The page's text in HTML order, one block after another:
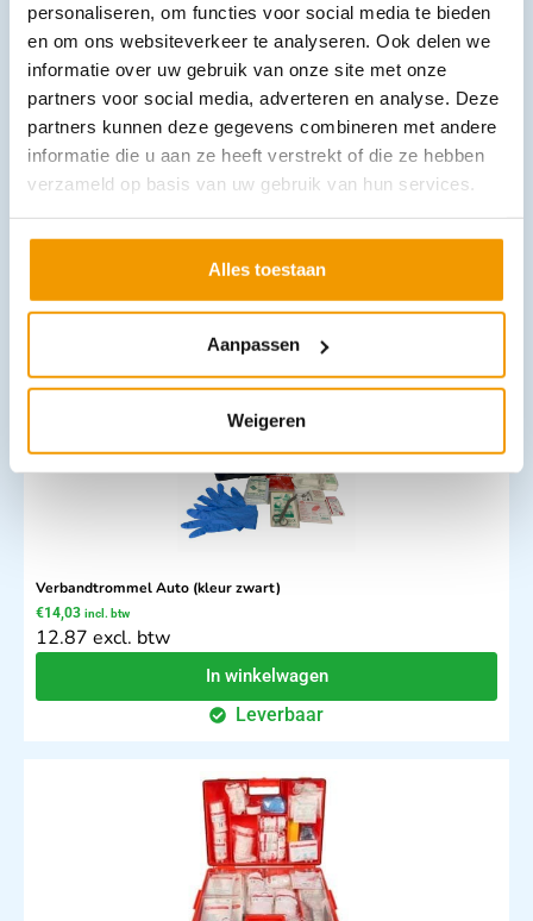
personaliseren, om functies voor social media te bieden
en om ons websiteverkeer te analyseren. Ook delen we
informatie over uw gebruik van onze site met onze
partners voor social media, adverteren en analyse. Deze
partners kunnen deze gegevens combineren met andere
informatie die u aan ze heeft verstrekt of die ze hebben
verzameld op basis van uw gebruik van hun services.
Alles toestaan
Aanpassen
Weigeren
€71,31 incl. btw
In winkelwagen
Leverbaar
Verbandtrommel Auto (kleur zwart)
€14,03 incl. btw
12.87 excl. btw
In winkelwagen
Leverbaar